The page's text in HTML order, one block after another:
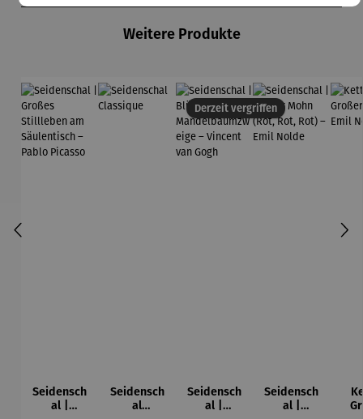
Weitere Produkte
Seidensch
al |
Seidensch
al
Derzeit vergriffen
Seidensch
al |
Seidensch
al |